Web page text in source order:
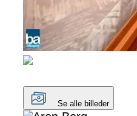
Se alle billeder